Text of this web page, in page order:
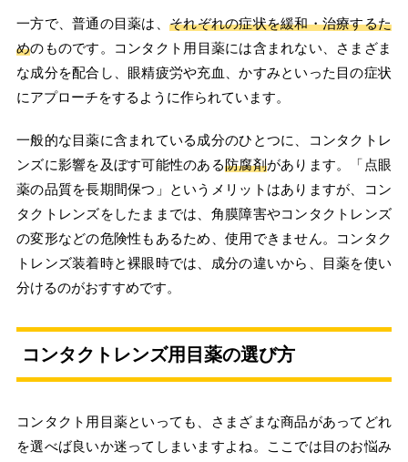
一方で、普通の目薬は、 それぞれの症状を緩和・治療するた
めのものです。コンタクト用目薬には含まれない、さまざま
な成分を配合し、眼精疲労や充血、かすみといった目の症状
にアプローチをするように作られています。
一般的な目薬に含まれている成分のひとつに、コンタクトレ
ンズに影響を及ぼす可能性のある防腐剤があります。「点眼
薬の品質を長期間保つ」というメリットはありますが、コン
タクトレンズをしたままでは、角膜障害やコンタクトレンズ
の変形などの危険性もあるため、使用できません。コンタク
トレンズ装着時と裸眼時では、成分の違いから、目薬を使い
分けるのがおすすめです。
コンタクトレンズ用目薬の選び方
コンタクト用目薬といっても、さまざまな商品があってどれ
を選べば良いか迷ってしまいますよね。ここでは目のお悩み